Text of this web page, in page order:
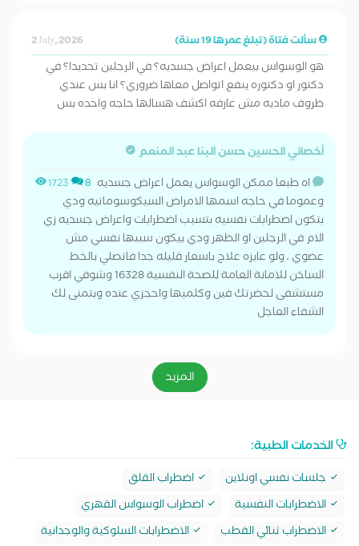
سألت فتاة (تبلغ عمرها 19 سنة) 2 July, 2026
هو الوسواس بيعمل اعراض جسديه؟ في الرجلين تحديدا؟ في
دكتور او دكتوره ينفع اتواصل معاها ضروري؟ انا بس عندي
ظروف ماديه مش عارفه اكشف هسالها حاجه واحده بس
أخصائي الحسين حسن البنا عبد المنعم
1723 8 اه طبعا ممكن الوسواس يعمل اعراض جسديه
وعموما في حاجه اسمها الامراض السيكوسوماتيه ودي
بتكون اضطرابات نفسيه بتسبب اضطرابات واعراض جسديه زي
الام في الرجلين او الظهر ودي بيكون سببها نفسي مش
عضوي ، ولو عايزه علاج باسعار قليله جدا فاتصلي بالخط
الساخن للامانة العامة للصحة النفسية 16328 وشوفي اقرب
مستشفى لحضرتك فين وكلميها واحجزي عنده وبتمنى لك
الشفاء العاجل
المزيد
الخدمات الطبية:
جلسات نفسي اونلاين
اضطراب القلق
الاضطرابات النفسية
اضطراب الوسواس القهري
الاضطراب ثنائي القطب
الاضطرابات السلوكية والوجدانية